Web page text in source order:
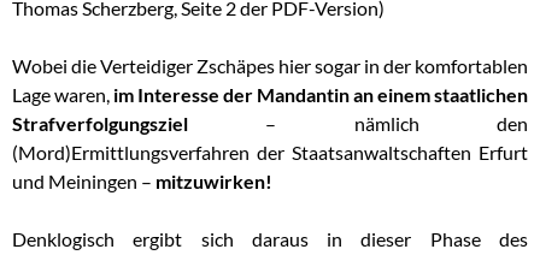
Thomas Scherzberg, Seite 2 der PDF-Version)
Wobei die Verteidiger Zschäpes hier sogar in der komfortablen
Lage waren, im Interesse der Mandantin an einem staatlichen
Strafverfolgungsziel – nämlich den
(Mord)Ermittlungsverfahren der Staatsanwaltschaften Erfurt
und Meiningen – mitzuwirken!
Denklogisch ergibt sich daraus in dieser Phase des